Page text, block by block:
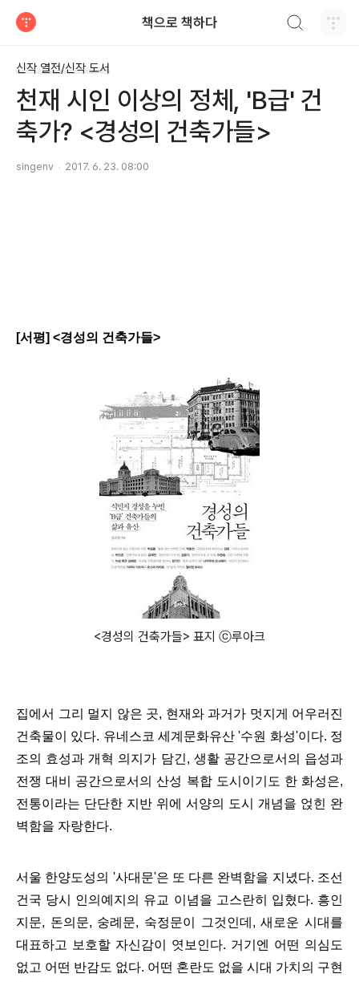
책으로 책하다
신작 열전/신작 도서
천재 시인 이상의 정체, 'B급' 건
축가? <경성의 건축가들>
singenv 2017. 6. 23. 08:00
[서평] <경성의 건축가들>
<경성의 건축가들> 표지 ⓒ루아크
집에서 그리 멀지 않은 곳, 현재와 과거가 멋지게 어우러진
건축물이 있다. 유네스코 세계문화유산 '수원 화성'이다. 정
조의 효성과 개혁 의지가 담긴, 생활 공간으로서의 읍성과
전쟁 대비 공간으로서의 산성 복합 도시이기도 한 화성은,
전통이라는 단단한 지반 위에 서양의 도시 개념을 얹힌 완
벽함을 자랑한다.
서울 한양도성의 '사대문'은 또 다른 완벽함을 지녔다. 조선
건국 당시 인의예지의 유교 이념을 고스란히 입혔다. 흥인
지문, 돈의문, 숭례문, 숙정문이 그것인데, 새로운 시대를
대표하고 보호할 자신감이 엿보인다. 거기엔 어떤 의심도
없고 어떤 반감도 없다. 어떤 혼란도 없을 시대 가치의 구현